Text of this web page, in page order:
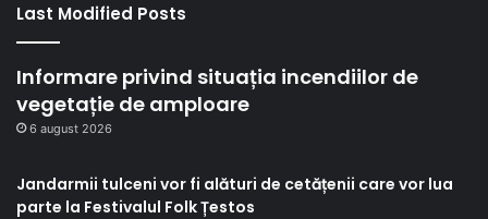
Last Modified Posts
Informare privind situația incendiilor de
vegetație de amploare
6 august 2026
Jandarmii tulceni vor fi alături de cetățenii care vor lua
parte la Festivalul Folk Țestos